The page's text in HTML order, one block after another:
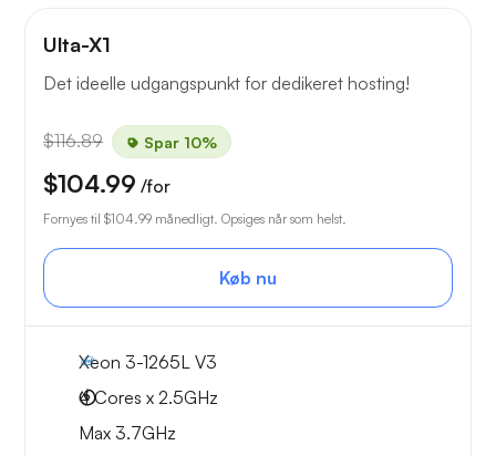
Ulta-X1
Det ideelle udgangspunkt for dedikeret hosting!
$116.89 Spar 10%
$104.99 /for
Fornyes til $104.99 månedligt. Opsiges når som helst.
Køb nu
Xeon 3-1265L V3
4 Cores x 2.5GHz
Max 3.7GHz